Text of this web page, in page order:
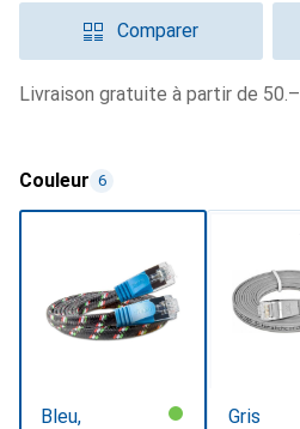
Comparer
Livraison gratuite à partir de 50.–
Couleur 6
Bleu,
Gris